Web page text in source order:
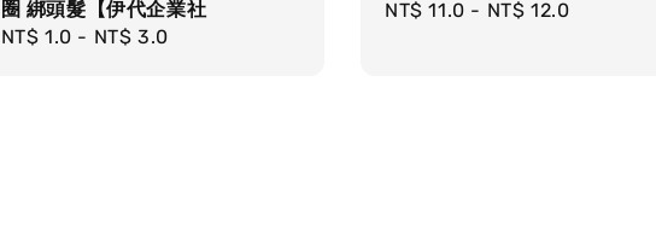
圈 綁頭髮【伊代企業社
Regular
NT$ 1.0 - NT$ 3.0
Regular
NT$ 11.0 - NT$ 12.0